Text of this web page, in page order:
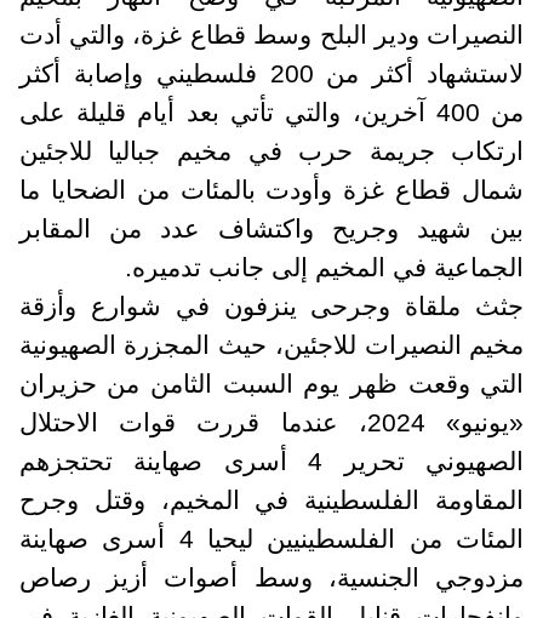
النصيرات ودير البلح وسط قطاع غزة، والتي أدت
لاستشهاد أكثر من 200 فلسطيني وإصابة أكثر
من 400 آخرين، والتي تأتي بعد أيام قليلة على
ارتكاب جريمة حرب في مخيم جباليا للاجئين
شمال قطاع غزة وأودت بالمئات من الضحايا ما
بين شهيد وجريح واكتشاف عدد من المقابر
الجماعية في المخيم إلى جانب تدميره.
جثث ملقاة وجرحى ينزفون في شوارع وأزقة
مخيم النصيرات للاجئين، حيث المجزرة الصهيونية
التي وقعت ظهر يوم السبت الثامن من حزيران
«يونيو» 2024، عندما قررت قوات الاحتلال
الصهيوني تحرير 4 أسرى صهاينة تحتجزهم
المقاومة الفلسطينية في المخيم، وقتل وجرح
المئات من الفلسطينيين ليحيا 4 أسرى صهاينة
مزدوجي الجنسية، وسط أصوات أزيز رصاص